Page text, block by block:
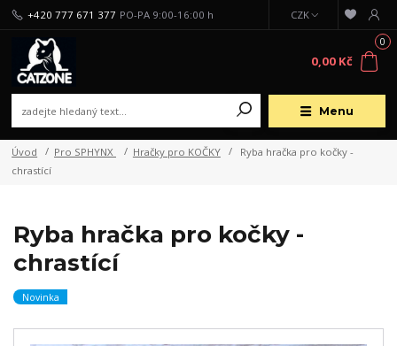
Menu
CZK
+420 777 671 377 PO-PA 9:00-16:00 h
0
0,00 Kč
Úvod Pro SPHYNX Hračky pro KOČKY
Ryba hračka pro kočky -
chrastící
Ryba hračka pro kočky -
chrastící
Novinka